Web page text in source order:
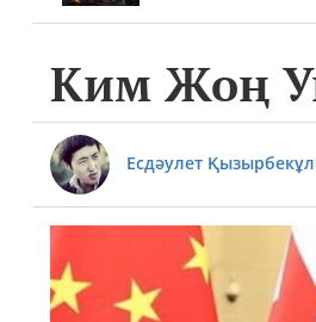
Ким Жоң
Есдәулет